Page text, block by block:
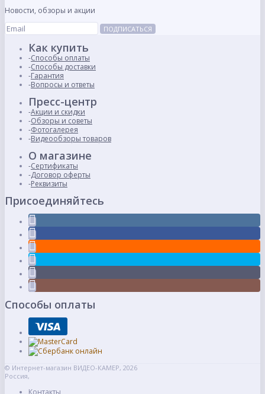
Новости, обзоры и акции
ПОДПИСАТЬСЯ
Как купить
Способы оплаты
Способы доставки
Гарантия
Вопросы и ответы
Пресс-центр
Акции и скидки
Обзоры и советы
Фотогалерея
Видеообзоры товаров
О магазине
Сертификаты
Договор оферты
Реквизиты
Присоединяйтесь
Способы оплаты
© Интернет-магазин ВИДЕО-КАМЕР, 2026
Россия,